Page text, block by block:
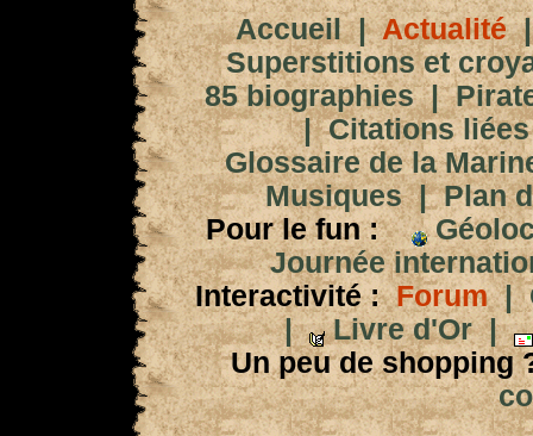
Accueil|Actualité
Superstitions et
85 biographies|
|Citations
Glossaire de la
Musiques|Plan
Pour le fun :
Journée
Interactivité : Forum|
|
Livre d'Or|
Un peu de shopping